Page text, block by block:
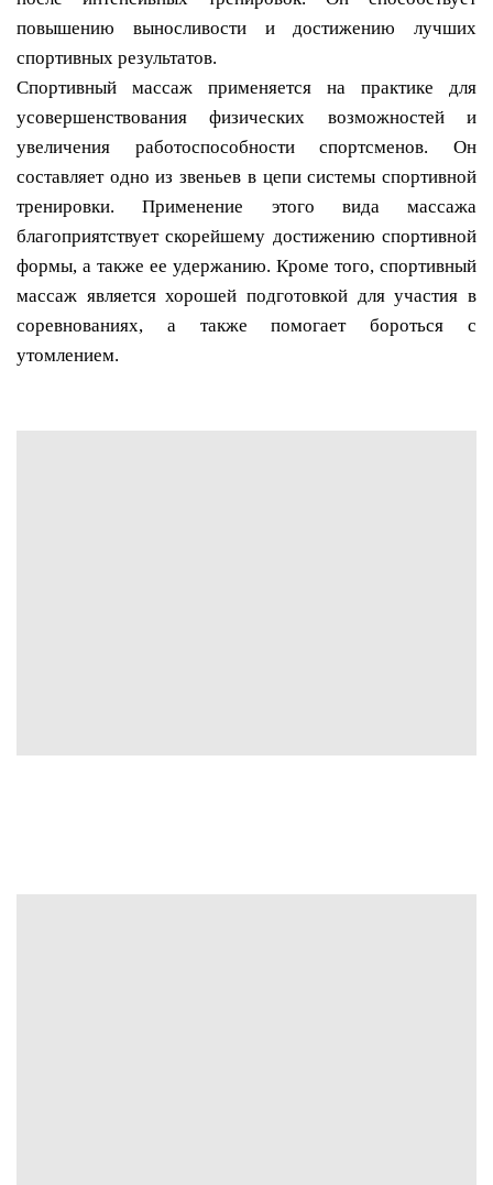
повышению выносливости и достижению лучших
спортивных результатов.
Спортивный массаж применяется на практике для
усовершенствования физических возможностей и
увеличения работоспособности спортсменов. Он
составляет одно из звеньев в цепи системы спортивной
тренировки. Применение этого вида массажа
благоприятствует скорейшему достижению спортивной
формы, а также ее удержанию. Кроме того, спортивный
массаж является хорошей подготовкой для участия в
соревнованиях, а также помогает бороться с
утомлением.